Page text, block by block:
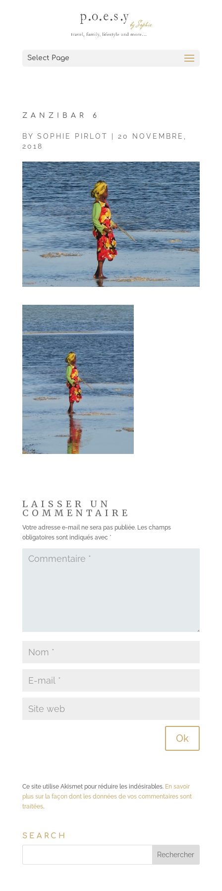
Select Page
ZANZIBAR 6
BY SOPHIE PIRLOT
20 NOVEMBRE,
2018
LAISSER UN
COMMENTAIRE
Votre adresse e-mail ne sera pas publiée. Les champs
obligatoires sont indiqués avec *
Ce site utilise Akismet pour réduire les indésirables. En savoir
plus sur la façon dont les données de vos commentaires sont
traitées.
SEARCH